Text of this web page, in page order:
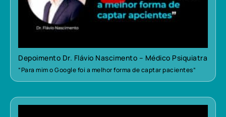
Depoimento Dr. Flávio Nascimento – Médico Psiquiatra
“Para mim o Google foi a melhor forma de captar pacientes”